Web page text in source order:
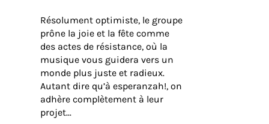
Résolument optimiste, le groupe
prône la joie et la fête comme
des actes de résistance, où la
musique vous guidera vers un
monde plus juste et radieux.
Autant dire qu’à esperanzah!, on
adhère complètement à leur
projet...